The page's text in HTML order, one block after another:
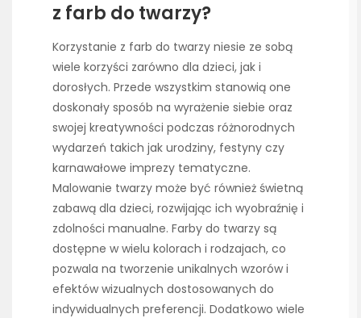
z farb do twarzy?
Korzystanie z farb do twarzy niesie ze sobą
wiele korzyści zarówno dla dzieci, jak i
dorosłych. Przede wszystkim stanowią one
doskonały sposób na wyrażenie siebie oraz
swojej kreatywności podczas różnorodnych
wydarzeń takich jak urodziny, festyny czy
karnawałowe imprezy tematyczne.
Malowanie twarzy może być również świetną
zabawą dla dzieci, rozwijając ich wyobraźnię i
zdolności manualne. Farby do twarzy są
dostępne w wielu kolorach i rodzajach, co
pozwala na tworzenie unikalnych wzorów i
efektów wizualnych dostosowanych do
indywidualnych preferencji. Dodatkowo wiele